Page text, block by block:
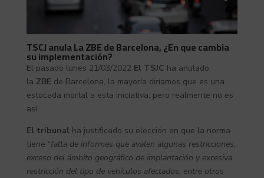
TSCJ anula La ZBE de Barcelona, ¿En que cambia
su implementación?
El pasado lunes 21/03/2022 El TSJC ha anulado
la ZBE de Barcelona, la mayoría diríamos que es una
estocada mortal a esta iniciativa, pero realmente no es
así.
El tribunal ha justificado su elección en que la norma
tiene “falta de informes que avalen algunas restricciones,
exceso del ámbito geográfico de implantación y excesiva
restricción del tipo de vehículos afectados, entre otros